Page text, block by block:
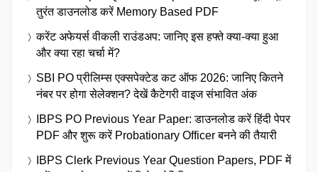
तुरंत डाउनलोड करें Memory Based PDF
करेंट अफेयर्स वीकली राउंडअप: जानिए इस हफ्ते क्या-क्या हुआ
और क्या रहा चर्चा में?
SBI PO प्रीलिम्स एक्सपेक्टेड कट ऑफ 2026: जानिए कितने
नंबर पर होगा सेलेक्शन? देखें कैटेगरी वाइज संभावित अंक
IBPS PO Previous Year Paper: डाउनलोड करें हिंदी पेपर
PDF और शुरू करें Probationary Officer बनने की तैयारी
IBPS Clerk Previous Year Question Papers, PDF में